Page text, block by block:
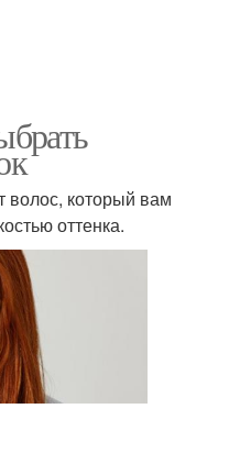
волос, который вам
оттенка.